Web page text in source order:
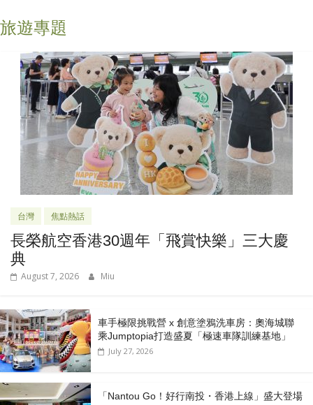
旅遊專題
台灣 焦點熱話
長榮航空香港30週年「飛賞快樂」三大慶
典
August 7, 2026 Miu
車手極限挑戰營 x 創意塗鴉洗車房：奧海城聯
乘Jumptopia打造盛夏「極速車隊訓練基地」
July 27, 2026
「Nantou Go！好行南投・香港上線」盛大登場